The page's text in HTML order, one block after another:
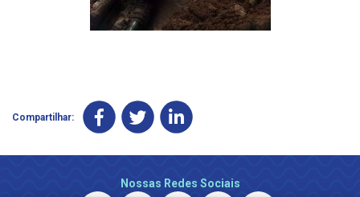
Compartilhar:
Nossas Redes Sociais